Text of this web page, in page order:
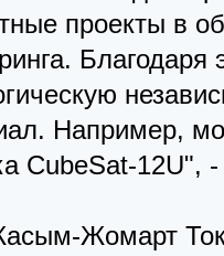
проекты в
Благодаря
Например,
CubeSat-12U",
Жомарт